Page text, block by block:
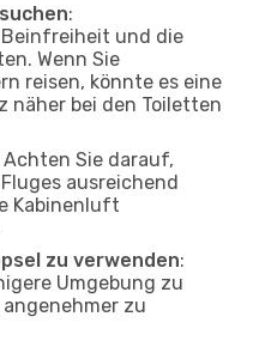
:
und die
Wenn Sie
reisen, könnte es eine
näher bei den Toiletten
Achten Sie darauf,
ausreichend
Kabinenluft
zu verwenden:
Umgebung zu
zu